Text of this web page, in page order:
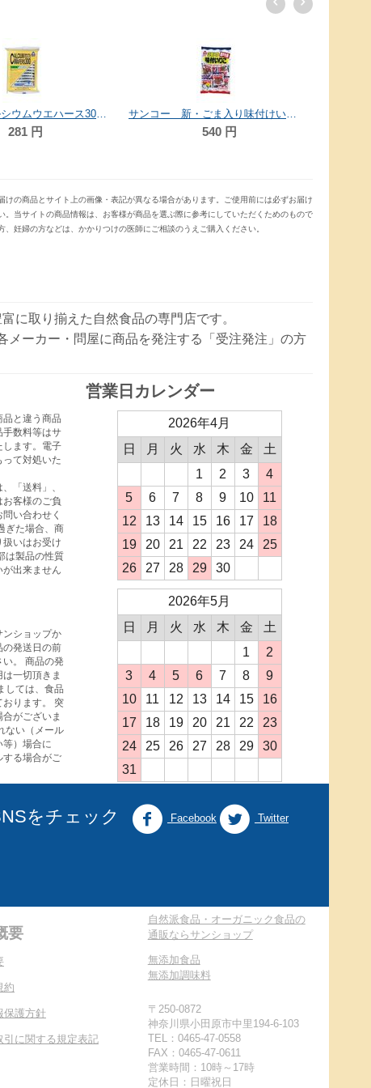
サンコー カルシウムウエハース300 12枚
281 円
サンコー 新・ごま入り味付けいりこ 30g
540 円
の商品とサイト上の画像・表記が異なる場合があります。ご使用前には必ずお届け
当サイトの商品情報は、お客様が商品を選ぶ際に参考にしていただくためのもので
妊婦の方などは、かかりつけの医師にご相談のうえご購入ください。
に取り揃えた自然食品の専門店です。
ーカー・問屋に商品を発注する「受注発注」の方
と違う商品
手数料等はサ
します。電子
って対処いた
「送料」、
お客様のご負
い合わせく
ぎた場合、商
いはお受け
は製品の性質
出来ません
ンショップか
の発送日の前
。 商品の発
一切頂きま
しては、食品
ります。 突
がございま
ない（メール
）場合に
する場合がご
営業日カレンダー
2026年4月
日
月 火 水 木 金
土
1
2 3
4
5
6 7 8 9 10
11
12
13 14 15 16 17
18
19
20 21 22 23 24
25
26
27 28 29 30
2026年5月
日
月 火 水 木 金
土
1
2
3
4 5 6 7 8
9
10
11 12 13 14 15
16
17
18 19 20 21 22
23
24
25 26 27 28 29
30
31
をチェック Facebook Twitter
要
約
保護方針
引に関する規定表記
自然派食品・オーガニック食品の
通販ならサンショップ
無添加食品
無添加調味料
〒250-0872
神奈川県小田原市中里194-6-103
TEL：0465-47-0558
FAX：0465-47-0611
営業時間：10時～17時
定休日：日曜祝日